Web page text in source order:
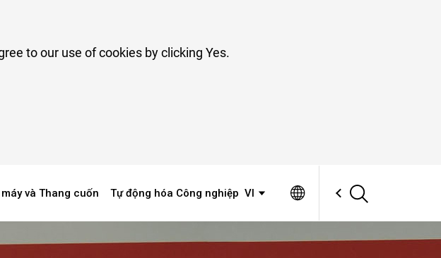
to our use of cookies by clicking Yes.
VI
và Thang cuốn Tự động hóa Công nghiệp
thông